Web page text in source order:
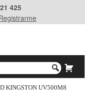
425
KINGSTON UV500M8